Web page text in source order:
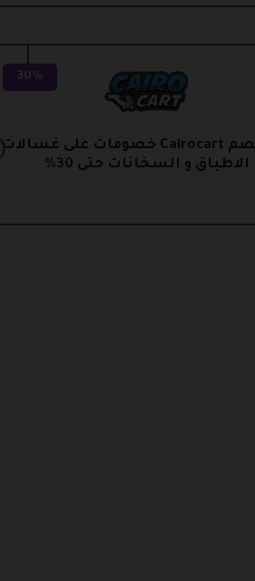
30%
كود خصم Cairocart خصومات على غسالات
الاطباق و السخانات حتى 30%